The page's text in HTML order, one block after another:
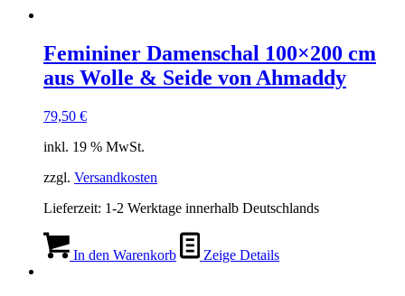
Femininer Damenschal 100×200 cm
aus Wolle & Seide von Ahmaddy
79,50 €
inkl. 19 % MwSt.
zzgl. Versandkosten
Lieferzeit: 1-2 Werktage innerhalb Deutschlands
In den Warenkorb Zeige Details